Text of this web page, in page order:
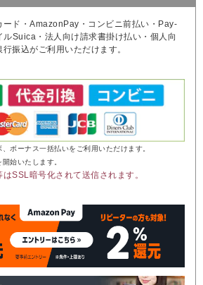
ード・AmazonPay・コンビニ前払い・Pay-
Suica・法人向け請求書掛け払い・個人向
振込がご利用いただけます。
ボーナス一括払いをご利用いただけます。
始いたします。
SSL暗号化されて送信されます。